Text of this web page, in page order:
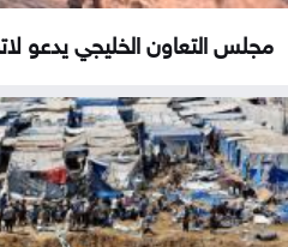
مجلس التعاون الخليجي يدعو